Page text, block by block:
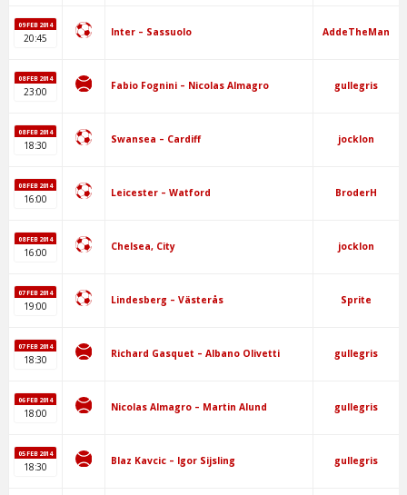
09 FEB 2014
20:45 Inter – Sassuolo AddeTheMan
08 FEB 2014
23:00 Fabio Fognini – Nicolas Almagro gullegris
08 FEB 2014
18:30 Swansea – Cardiff jocklon
08 FEB 2014
16:00 Leicester – Watford BroderH
08 FEB 2014
16:00 Chelsea, City jocklon
07 FEB 2014
19:00 Lindesberg – Västerås Sprite
07 FEB 2014
18:30 Richard Gasquet – Albano Olivetti gullegris
06 FEB 2014
18:00 Nicolas Almagro – Martin Alund gullegris
05 FEB 2014
18:30 Blaz Kavcic – Igor Sijsling gullegris